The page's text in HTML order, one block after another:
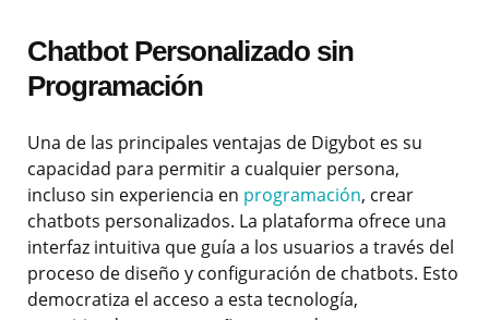
Chatbot Personalizado sin
Programación
Una de las principales ventajas de Digybot es su
capacidad para permitir a cualquier persona,
incluso sin experiencia en programación, crear
chatbots personalizados. La plataforma ofrece una
interfaz intuitiva que guía a los usuarios a través del
proceso de diseño y configuración de chatbots. Esto
democratiza el acceso a esta tecnología,